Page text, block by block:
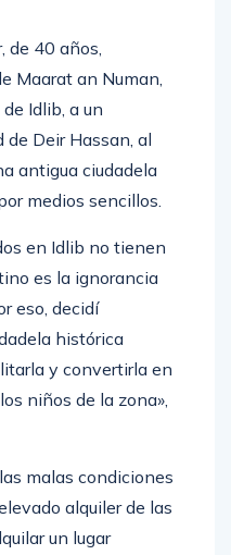
de 40 años,
Maarat an Numan,
Idlib, a un
Deir Hassan, al
antigua ciudadela
medios sencillos.
en Idlib no tienen
es la ignorancia
eso, decidí
histórica
y convertirla en
niños de la zona»,
malas condiciones
alquiler de las
un lugar